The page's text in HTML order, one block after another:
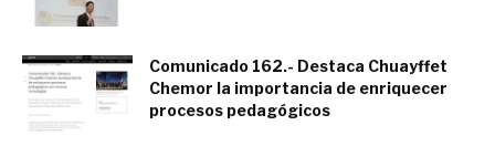
Comunicado 162.- Destaca Chuayffet
Chemor la importancia de enriquecer
procesos pedagógicos